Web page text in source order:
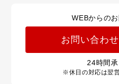
WEBからの
お問い合わ
24時間
※休日の対応は翌